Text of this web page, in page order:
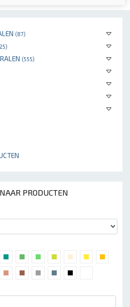
(87)
(555)
PRODUCTEN